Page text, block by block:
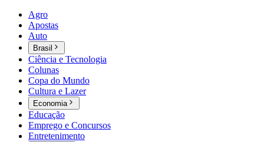
Agro
Apostas
Auto
Brasil
Ciência e Tecnologia
Colunas
Copa do Mundo
Cultura e Lazer
Economia
Educação
Emprego e Concursos
Entretenimento